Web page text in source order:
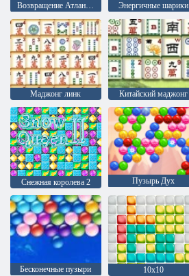
Возвращение Атлантиды Энергичные шарики
Маджонг линк Китайский маджонг
Снежная королева 2 Пузырь Дух
Бесконечные пузыри 10х10